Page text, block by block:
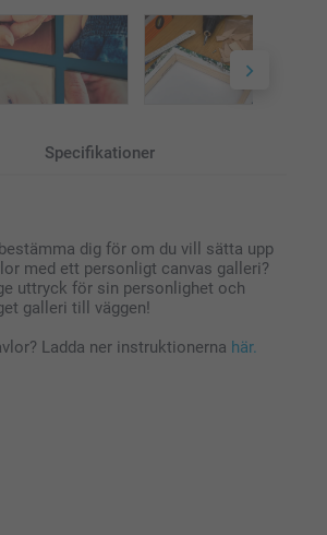
Specifikationer
dig för om du vill sätta upp
med ett personligt canvas galleri?
uttryck för sin personlighet och
galleri till väggen!
Ladda ner instruktionerna här.